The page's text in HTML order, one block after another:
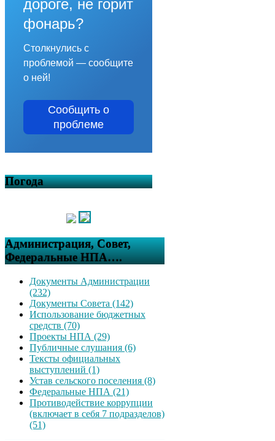
дороге, не горит
фонарь?
Столкнулись с
проблемой — сообщите
о ней!
Сообщить о
проблеме
Погода
Администрация, Совет,
Федеральные НПА….
Документы Администрации
(232)
Документы Совета (142)
Использование бюджетных
средств (70)
Проекты НПА (29)
Публичные слушания (6)
Тексты официальных
выступлений (1)
Устав сельского поселения (8)
Федеральные НПА (21)
Противодействие коррупции
(включает в себя 7 подразделов)
(51)